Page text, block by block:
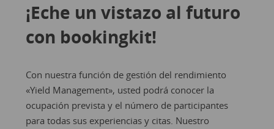
¡Eche un vistazo al futuro
con bookingkit!
Con nuestra función de gestión del rendimiento
«Yield Management», usted podrá conocer la
ocupación prevista y el número de participantes
para todas sus experiencias y citas. Nuestro